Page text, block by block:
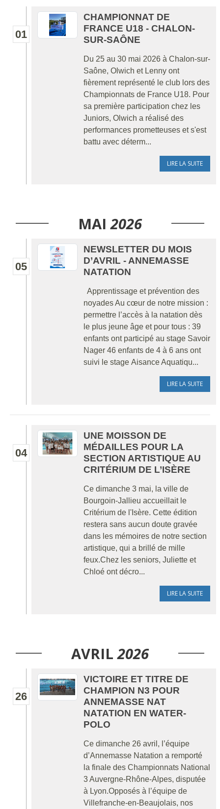
01
CHAMPIONNAT DE
FRANCE U18 - CHALON-
SUR-SAÔNE
Du 25 au 30 mai 2026 à Chalon-sur-
Saône, Olwich et Lenny ont
fièrement représenté le club lors des
Championnats de France U18. Pour
sa première participation chez les
Juniors, Olwich a réalisé des
performances prometteuses et s'est
battu avec déterm...
LIRE LA SUITE
MAI 2026
05
NEWSLETTER DU MOIS
D’AVRIL - ANNEMASSE
NATATION
Apprentissage et prévention des
noyades Au cœur de notre mission :
permettre l’accès à la natation dès
le plus jeune âge et pour tous : 39
enfants ont participé au stage Savoir
Nager 46 enfants de 4 à 6 ans ont
suivi le stage Aisance Aquatiqu...
LIRE LA SUITE
04
UNE MOISSON DE
MÉDAILLES POUR LA
SECTION ARTISTIQUE AU
CRITÉRIUM DE L’ISÈRE
Ce dimanche 3 mai, la ville de
Bourgoin-Jallieu accueillait le
Critérium de l'Isère. Cette édition
restera sans aucun doute gravée
dans les mémoires de notre section
artistique, qui a brillé de mille
feux.Chez les seniors, Juliette et
Chloé ont décro...
LIRE LA SUITE
AVRIL 2026
26
VICTOIRE ET TITRE DE
CHAMPION N3 POUR
ANNEMASSE NAT
NATATION EN WATER-
POLO
Ce dimanche 26 avril, l’équipe
d’Annemasse Natation a remporté
la finale des Championnats National
3 Auvergne-Rhône-Alpes, disputée
à Lyon.Opposés à l’équipe de
Villefranche-en-Beaujolais, nos